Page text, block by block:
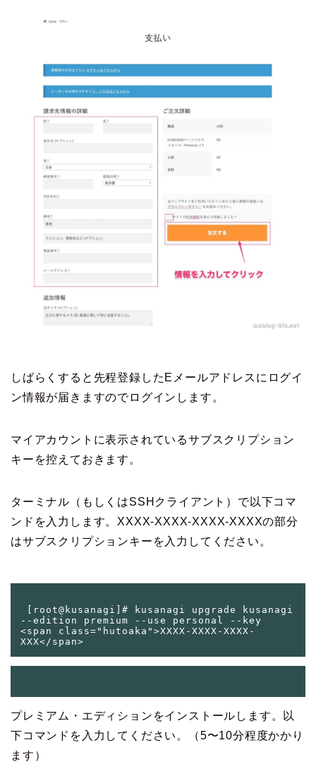
しばらくすると先程登録したEメールアドレスにログイ
ン情報が届きますのでログインします。
マイアカウントに表示されているサブスクリプション
キー を控えておきます。
ターミナル（もしくはSSHクライアント）で以下コマ
ンドを入力します。XXXX-XXXX-XXXX-XXXXの部分
はサブスクリプションキーを入力してください。
[root@kusanagi]# kusanagi upgrade kusanagi
--edition premium --use personal --key
<span class="hutoaka">XXXX-XXXX-XXXX-
プレミアム・エディションをインストールします。以
下コマンドを入力してください。（5〜10分程度かかり
ます）